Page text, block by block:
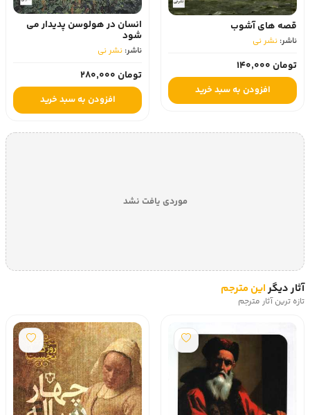
قصه های آشوب
ناشر: نشر نی
تومان 140,000
افزودن به سبد خرید
انسان در هولوسن پدیدار می
شود
ناشر: نشر نی
تومان 280,000
افزودن به سبد خرید
موردی یافت نشد
آثار دیگراین مترجم
تازه ترین آثار مترجم